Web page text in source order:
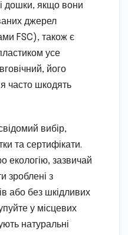
дошки, якщо вони
джерел
FSC), також є
усе
його
часто шкодять
вибір,
та сертифікати.
екологію, зазвичай
зроблені з
або без шкідливих
у місцевих
натуральні